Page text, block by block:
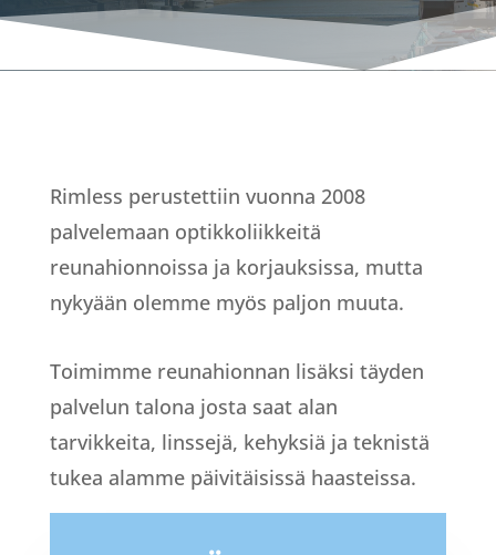
Rimless perustettiin vuonna 2008
palvelemaan optikkoliikkeitä
reunahionnoissa ja korjauksissa, mutta
nykyään olemme myös paljon muuta.
Toimimme reunahionnan lisäksi täyden
palvelun talona josta saat alan
tarvikkeita, linssejä, kehyksiä ja teknistä
tukea alamme päivitäisissä haasteissa.